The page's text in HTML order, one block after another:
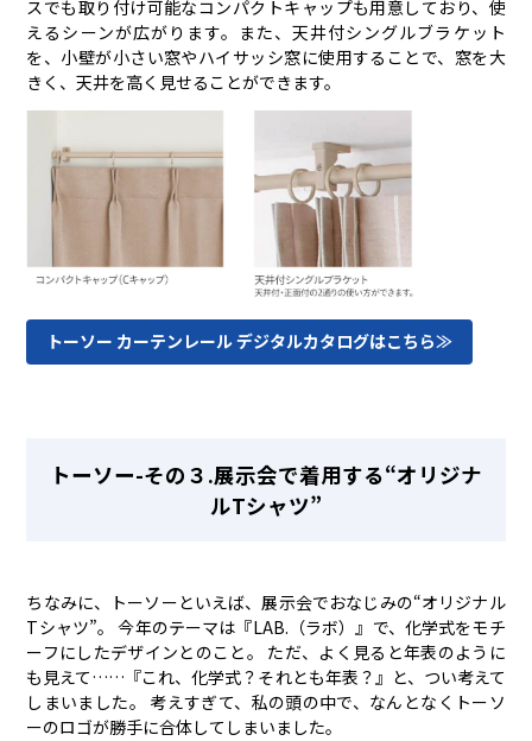
スでも取り付け可能なコンパクトキャップも用意しており、使
えるシーンが広がります。また、天井付シングルブラケット
を、小壁が小さい窓やハイサッシ窓に使用することで、窓を大
きく、天井を高く見せることができます。
トーソー カーテンレール デジタルカタログはこちら≫
トーソー-その３.展示会で着用する“オリジナ
ルTシャツ”
ちなみに、トーソーといえば、展示会でおなじみの“オリジナル
Tシャツ”。 今年のテーマは『LAB.（ラボ）』で、化学式をモチ
ーフにしたデザインとのこと。 ただ、よく見ると年表のように
も見えて……『これ、化学式？それとも年表？』と、つい考えて
しまいました。 考えすぎて、私の頭の中で、なんとなくトーソ
ーのロゴが勝手に合体してしまいました。